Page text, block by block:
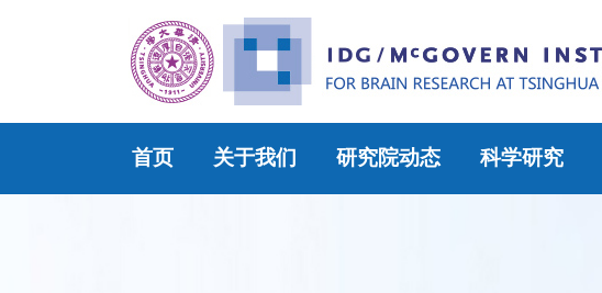
首页 关于我们 研究院动态 科学研究